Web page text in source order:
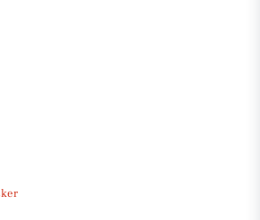
SilkeKlang i Hvinningdal Kirke